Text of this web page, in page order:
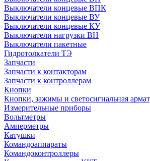
Выключатели концевые ВПК
Выключатели концевые ВУ
Выключатели концевые КУ
Выключатели нагрузки ВН
Выключатели пакетные
Гидротолкатели ТЭ
Запчасти
Запчасти к контакторам
Запчасти к контроллерам
Кнопки
Кнопки, зажимы и светосигнальная
Измерительные приборы
Вольтметры
Амперметры
Катушки
Командоаппараты
Командоконтроллеры